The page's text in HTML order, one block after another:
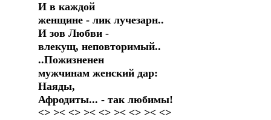
И в каждой
женщине - лик лучезарн..
И зов Любви -
влекущ, неповторимый..
..Пожизненен
мужчинам женский дар:
Наяды,
Афродиты... - так любимы!
<> >< <> >< <> >< <> >< <>